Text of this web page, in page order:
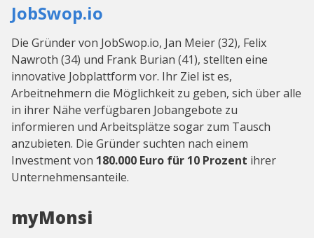
JobSwop.io
Die Gründer von JobSwop.io, Jan Meier (32), Felix
Nawroth (34) und Frank Burian (41), stellten eine
innovative Jobplattform vor. Ihr Ziel ist es,
Arbeitnehmern die Möglichkeit zu geben, sich über alle
in ihrer Nähe verfügbaren Jobangebote zu
informieren und Arbeitsplätze sogar zum Tausch
anzubieten. Die Gründer suchten nach einem
Investment von 180.000 Euro für 10 Prozent ihrer
Unternehmensanteile.
myMonsi